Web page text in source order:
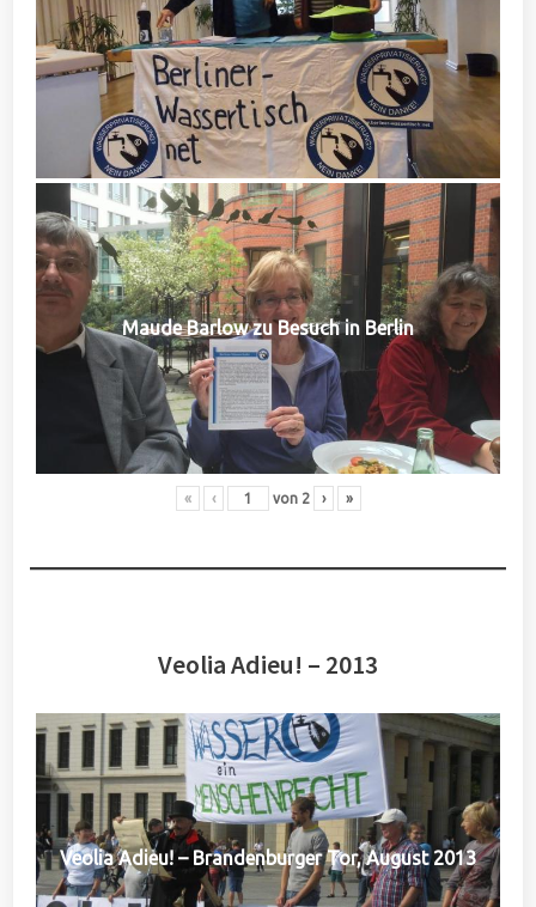
Maude Barlow zu Besuch in Berlin
« ‹ von 2 › »
Veolia Adieu! – 2013
Veolia Adieu! – Brandenburger Tor, August 2013